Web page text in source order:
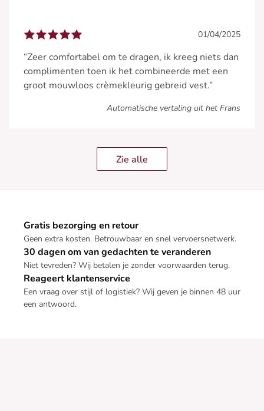
01/04/2025
“Zeer comfortabel om te dragen, ik kreeg niets dan
complimenten toen ik het combineerde met een
groot mouwloos crèmekleurig gebreid vest.”
Automatische vertaling uit het Frans
Zie alle
Gratis bezorging en retour
Geen extra kosten. Betrouwbaar en snel vervoersnetwerk.
30 dagen om van gedachten te veranderen
Niet tevreden? Wij betalen je zonder voorwaarden terug.
Reageert klantenservice
Een vraag over stijl of logistiek? Wij geven je binnen 48 uur
een antwoord.